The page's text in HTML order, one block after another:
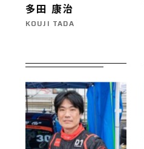
多田 康治
KOUJI TADA